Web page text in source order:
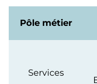
Pôle métier
Services